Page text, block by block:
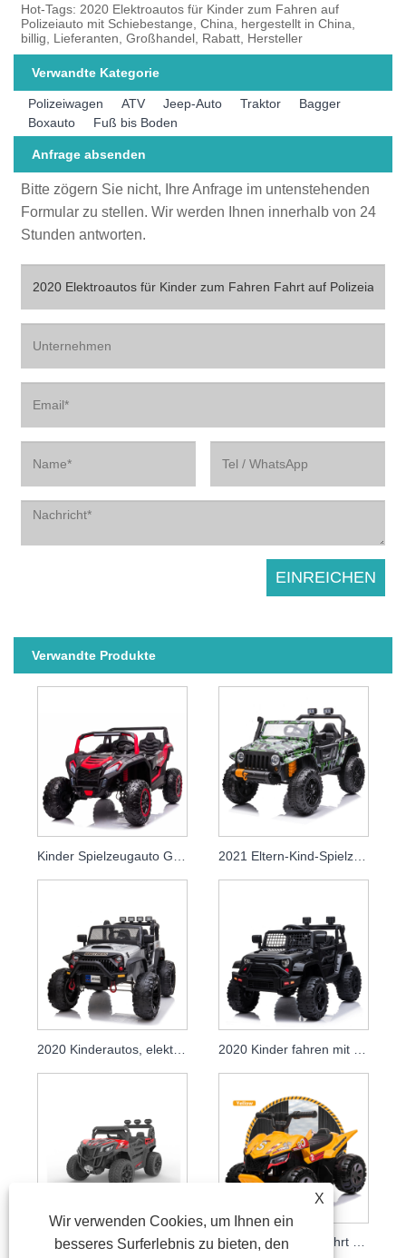
Hot-Tags: 2020 Elektroautos für Kinder zum Fahren auf
Polizeiauto mit Schiebestange, China, hergestellt in China,
billig, Lieferanten, Großhandel, Rabatt, Hersteller
Verwandte Kategorie
Polizeiwagen ATV Jeep-Auto Traktor
Bagger
Boxauto
Fuß bis Boden
Anfrage absenden
Bitte zögern Sie nicht, Ihre Anfrage im untenstehenden
Formular zu stellen. Wir werden Ihnen innerhalb von 24
Stunden antworten.
Verwandte Produkte
2020 Kinderautos, elektrisch, 12 V, mit Batterie
2021 Kinderspielzeugauto Große Kinder fahren auf Autobatterie-Elektroautos Utv
X
Wir verwenden Cookies, um Ihnen ein
besseres Surferlebnis zu bieten, den